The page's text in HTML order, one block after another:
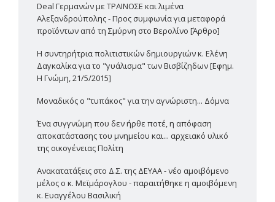
Deal Γερμανών με ΤΡΑΙΝΟΣΕ και λιμένα
Αλεξανδρούπολης - Προς συμφωνία για μεταφορά
προϊόντων από τη Σμύρνη στο Βερολίνο [Άρθρο]
Η συντηρήτρια πολιτιστικών δημιουργιών κ. Ελένη
Δαγκαλίκα για το "γυάλισμα" των Βισβίζηδων [Εφημ.
Η Γνώμη, 21/5/2015]
Μοναδικός ο "τυπάκος" για την αγνώριστη... Δόμνα
Ένα συγγνώμη που δεν ήρθε ποτέ, η απόφαση
αποκατάστασης του μνημείου και... αρχειακό υλικό
της οικογένειας Πολίτη
Ανακατατάξεις στο Δ.Σ. της ΔΕΥΑΑ - νέο αμοιβόμενο
μέλος ο κ. Μεϊμάρογλου - παραιτήθηκε η αμοιβόμενη
κ. Ευαγγέλου Βασιλική